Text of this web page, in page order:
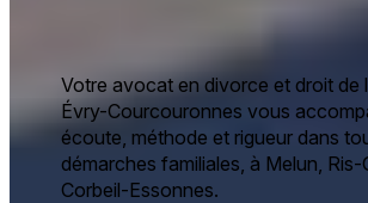
Votre avocat en divorce et droit de
Évry-Courcouronnes vous
écoute, méthode et rigueur dans
démarches familiales, à Melun, Ris-
Corbeil-Essonnes.